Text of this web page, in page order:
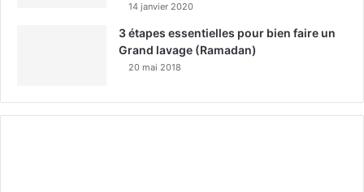
14 janvier 2020
3 étapes essentielles pour bien faire un
Grand lavage (Ramadan)
20 mai 2018